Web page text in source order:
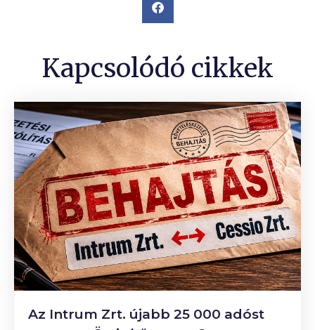
Kapcsolódó cikkek
Az Intrum Zrt. újabb 25 000 adóst